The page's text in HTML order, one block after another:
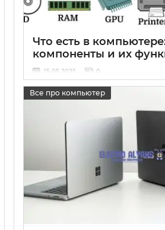
Что есть в
компоненты и их
15 05 2025 0
Все про компьютер